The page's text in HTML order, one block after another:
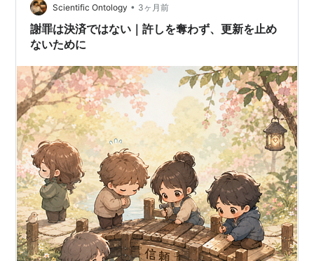
をそっと下ろし、​心穏やかで伸び伸びとした時間…
Scientific Ontology • 3ヶ月前
謝罪は決済ではない｜許しを奪わず、更新を止め
ないために